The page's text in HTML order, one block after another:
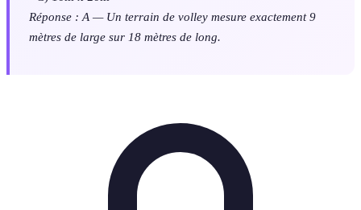
Réponse : A — Un terrain de volley mesure exactement 9
mètres de large sur 18 mètres de long.